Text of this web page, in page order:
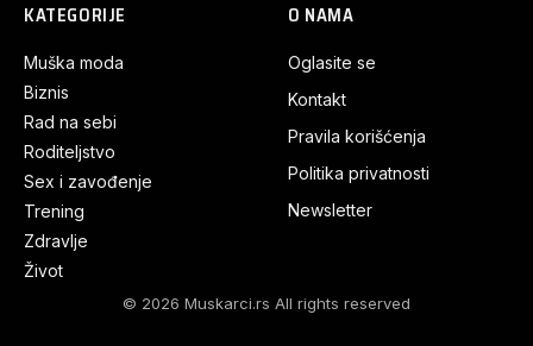
KATEGORIJE
Muška moda
Biznis
Rad na sebi
Roditeljstvo
Sex i zavođenje
Trening
Zdravlje
Život
O NAMA
Oglasite se
Kontakt
Pravila korišćenja
Politika privatnosti
Newsletter
© 2026 Muskarci.rs All rights reserved